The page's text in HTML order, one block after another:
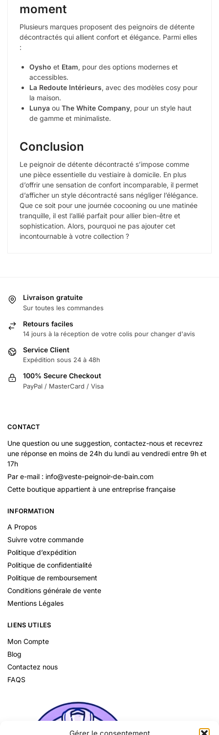
moment
Plusieurs marques proposent des peignoirs de détente
décontractés qui allient confort et élégance. Parmi elles
:
Oysho et Etam, pour des options modernes et
accessibles.
La Redoute Intérieurs, avec des modèles cosy pour
la maison.
Lunya ou The White Company, pour un style haut
de gamme et minimaliste.
Conclusion
Le peignoir de détente décontracté s’impose comme
une pièce essentielle du vestiaire à domicile. En plus
d’offrir une sensation de confort incomparable, il permet
d’afficher un style décontracté sans négliger l’élégance.
Que ce soit pour une journée cocooning ou une matinée
tranquille, il est l’allié parfait pour allier bien-être et
sophistication. Alors, pourquoi ne pas ajouter cet
incontournable à votre collection ?
Livraison gratuite
Sur toutes les commandes
Retours faciles
14 jours à la réception de votre colis pour changer d'avis
Service Client
Expédition sous 24 à 48h
100% Secure Checkout
PayPal / MasterCard / Visa
CONTACT
Une question ou une suggestion, contactez-nous et recevrez
une réponse en moins de 24h du lundi au vendredi entre 9h et
17h
Par e-mail : info@veste-peignoir-de-bain.com
Cette boutique appartient à une entreprise française
INFORMATION
A Propos
Suivre votre commande
Politique d’expédition
Politique de confidentialité
Politique de remboursement
Conditions générale de vente
Mentions Légales
LIENS UTILES
Mon Compte
Blog
Contactez nous
FAQS